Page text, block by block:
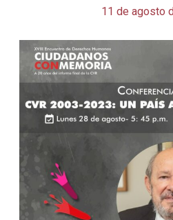
11 de agosto